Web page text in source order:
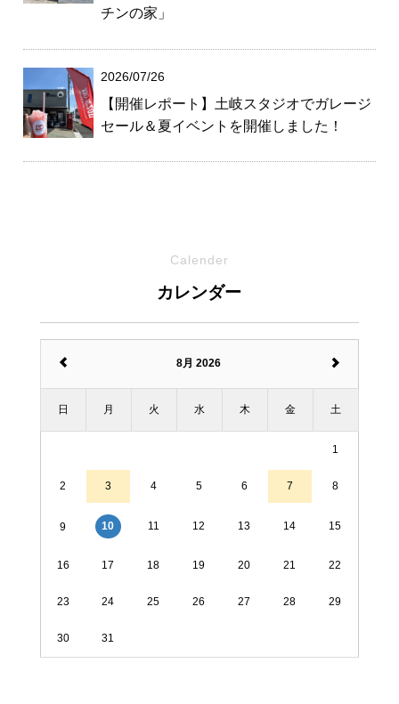
チンの家」
2026/07/26
【開催レポート】土岐スタジオでガレージ
セール＆夏イベントを開催しました！
Calender
カレンダー
8月 2026
日 月 火 水 木 金 土
1
2 3 4 5 6 7 8
9 10 11 12 13 14 15
16 17 18 19 20 21 22
23 24 25 26 27 28 29
30 31